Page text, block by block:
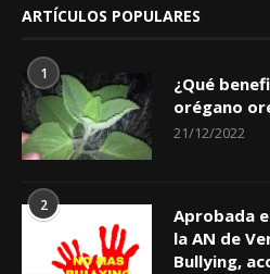
ARTÍCULOS POPULARES
1
¿Qué
orégano
21/12/2022
2
Aprobada
la AN de
Bullying,